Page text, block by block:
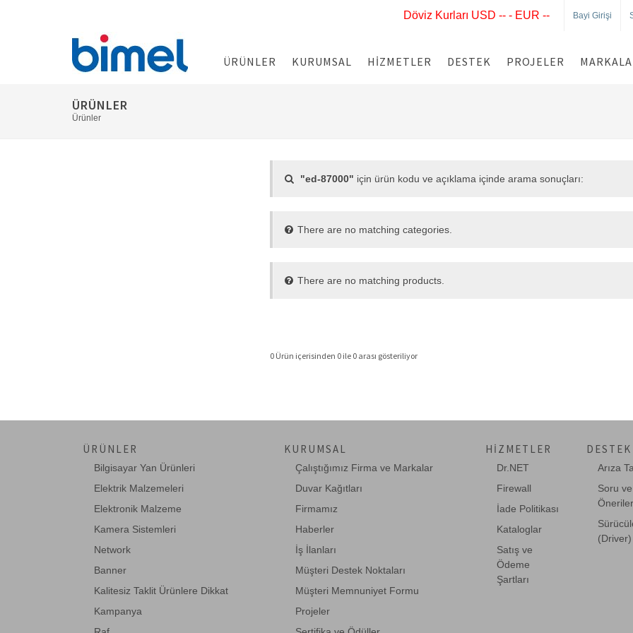
Döviz Kurları USD -- - EUR -- Bayi Girişi
ÜRÜNLER KURUMSAL HIZMETLER DESTEK PROJELER
ÜRÜNLER
Ürünler
"ed-87000" için ürün kodu ve açıklama içinde arama sonuçları:
There are no matching categories.
There are no matching products.
0 Ürün içerisinden 0 ile 0 arası gösteriliyor
ÜRÜNLER
Bilgisayar Yan Ürünleri
Elektrik Malzemeleri
Elektronik Malzeme
Kamera Sistemleri
Network
Banner
Kalitesiz Taklit Ürünlere Dikkat
Kampanya
KURUMSAL
Çalıştığımız Firma ve Markalar
Duvar Kağıtları
Firmamız
Haberler
İş İlanları
Müşteri Destek Noktaları
Müşteri Memnuniyet Formu
Projeler
HIZMETLER
Dr.NET
Firewall
İade Politikası
Kataloglar
Satış ve
Ödeme
Şartları
DESTEK
Arıza
Soru ve
Öneriler
(Driver)